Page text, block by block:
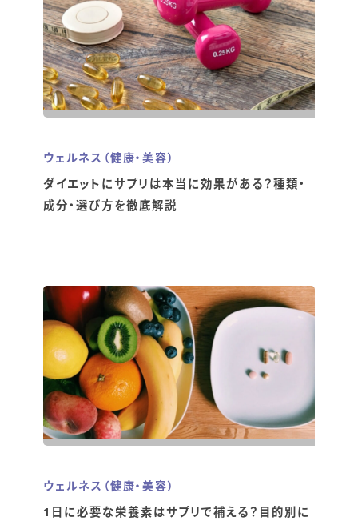
ウェルネス（健康・美容）
ダイエットにサプリは本当に効果がある？種類・
成分・選び方を徹底解説
ウェルネス（健康・美容）
1日に必要な栄養素はサプリで補える？目的別に